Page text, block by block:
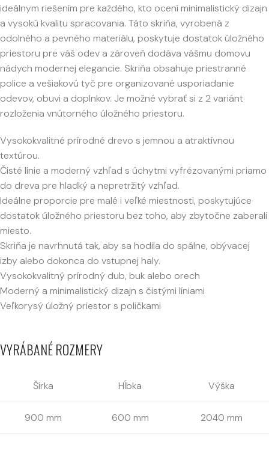
ideálnym riešením pre každého, kto ocení minimalistický dizajn
a vysokú kvalitu spracovania. Táto skriňa, vyrobená z
odolného a pevného materiálu, poskytuje dostatok úložného
priestoru pre váš odev a zároveň dodáva vášmu domovu
nádych modernej elegancie. Skriňa obsahuje priestranné
police a vešiakovú tyč pre organizované usporiadanie
odevov, obuvi a doplnkov. Je možné vybrať si z 2 variánt
rozloženia vnútorného úložného priestoru.
Vysokokvalitné prírodné drevo s jemnou a atraktívnou
textúrou.
Čisté línie a moderný vzhľad s úchytmi vyfrézovanými priamo
do dreva pre hladký a nepretržitý vzhľad.
Ideálne proporcie pre malé i veľké miestnosti, poskytujúce
dostatok úložného priestoru bez toho, aby zbytočne zaberali
miesto.
Skriňa je navrhnutá tak, aby sa hodila do spálne, obývacej
izby alebo dokonca do vstupnej haly.
Vysokokvalitný prírodný dub, buk alebo orech
Moderný a minimalistický dizajn s čistými líniami
Veľkorysý úložný priestor s poličkami
VYRÁBANÉ ROZMERY
Šírka Hĺbka Výška
900 mm 600 mm 2040 mm